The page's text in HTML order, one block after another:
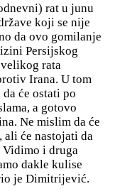
rat u junu
koji se nije
da ovo gomilanje
Persijskog
rata
Irana. U tom
će ostati po
a gotovo
Ne mislim da će
ali će nastojati da
Vidimo i druga
dakle kulise
je Dimitrijević.